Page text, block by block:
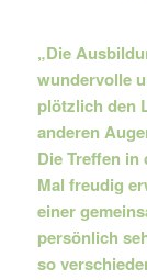
„Die
wundervolle
plötzlich den
anderen
Die Treffen
Mal freudig
einer
persönlich
so